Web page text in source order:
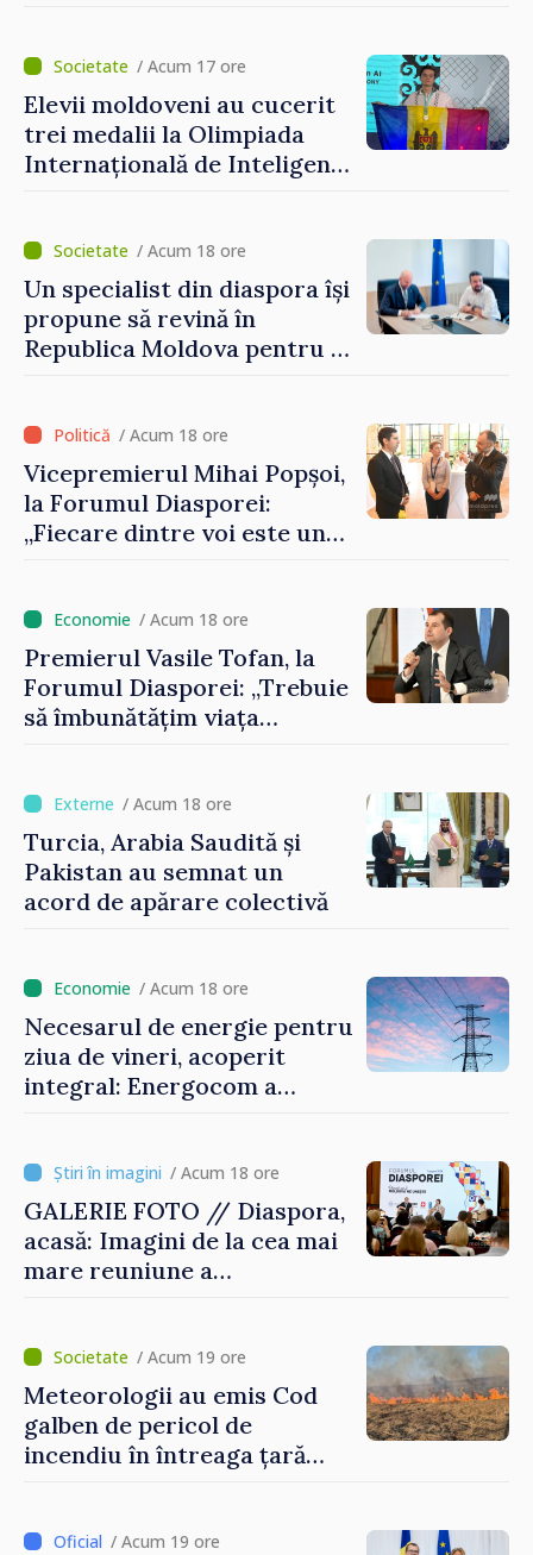
Grosu: „Este important să
depășim blocajele și să dăm o
șansă localităților să se
dezvolte”
/ Acum 17 ore
Elevii moldoveni au cucerit
trei medalii la Olimpiada
Internațională de Inteligență
/ Acum 18 ore
Un specialist din diaspora își
propune să revină în
Republica Moldova pentru a
/ Acum 18 ore
Vicepremierul Mihai Popșoi,
la Forumul Diasporei:
„Fiecare dintre voi este un
imaginii Republicii Moldova”
/ Acum 18 ore
Premierul Vasile Tofan, la
Forumul Diasporei: „Trebuie
să îmbunătățim viața
/ Acum 18 ore
Turcia, Arabia Saudită și
Pakistan au semnat un
acord de apărare colectivă
/ Acum 18 ore
Necesarul de energie pentru
ziua de vineri, acoperit
integral: Energocom a
/ Acum 18 ore
GALERIE FOTO // Diaspora,
acasă: Imagini de la cea mai
mare reuniune a
/ Acum 19 ore
Meteorologii au emis Cod
galben de pericol de
incendiu în întreaga țară
/ Acum 19 ore